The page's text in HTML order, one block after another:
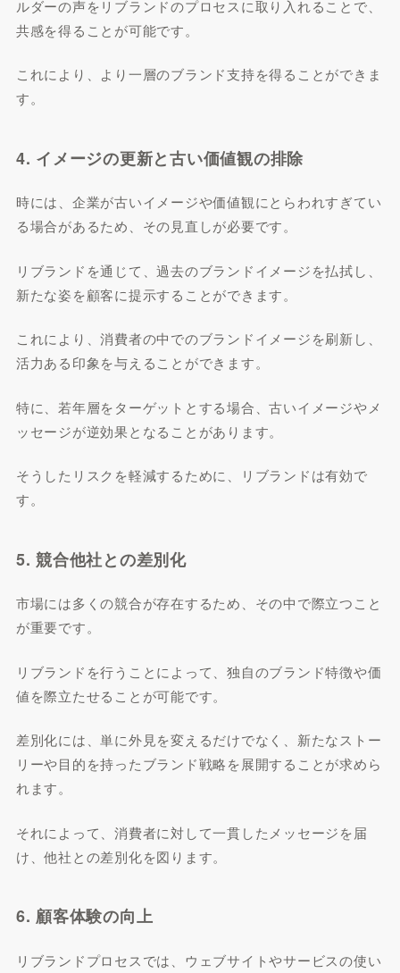
ルダーの声をリブランドのプロセスに取り入れることで、
共感を得ることが可能です。
これにより、より一層のブランド支持を得ることができま
す。
4. イメージの更新と古い価値観の排除
時には、企業が古いイメージや価値観にとらわれすぎてい
る場合があるため、その見直しが必要です。
リブランドを通じて、過去のブランドイメージを払拭し、
新たな姿を顧客に提示することができます。
これにより、消費者の中でのブランドイメージを刷新し、
活力ある印象を与えることができます。
特に、若年層をターゲットとする場合、古いイメージやメ
ッセージが逆効果となることがあります。
そうしたリスクを軽減するために、リブランドは有効で
す。
5. 競合他社との差別化
市場には多くの競合が存在するため、その中で際立つこと
が重要です。
リブランドを行うことによって、独自のブランド特徴や価
値を際立たせることが可能です。
差別化には、単に外見を変えるだけでなく、新たなストー
リーや目的を持ったブランド戦略を展開することが求めら
れます。
それによって、消費者に対して一貫したメッセージを届
け、他社との差別化を図ります。
6. 顧客体験の向上
リブランドプロセスでは、ウェブサイトやサービスの使い